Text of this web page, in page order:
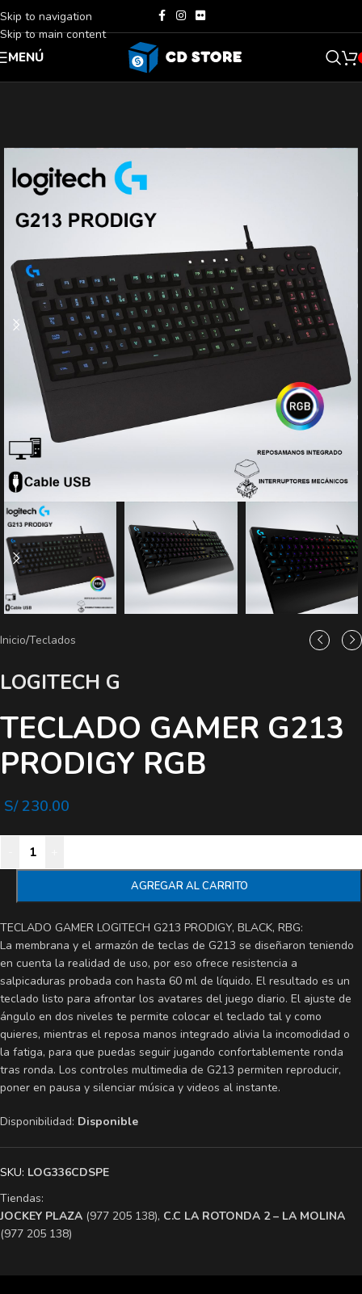
Skip to navigation
Skip to main content
MENÚ
Inicio/Teclados
LOGITECH G
TECLADO GAMER G213
PRODIGY RGB
S/230.00
AGREGAR AL CARRITO
TECLADO GAMER LOGITECH G213 PRODIGY, BLACK, RBG:
La membrana y el armazón de teclas de G213 se diseñaron teniendo
en cuenta la realidad de uso, por eso ofrece resistencia a
salpicaduras probada con hasta 60 ml de líquido. El resultado es un
teclado listo para afrontar los avatares del juego diario. El ajuste de
ángulo en dos niveles te permite colocar el teclado tal y como
quieres, mientras el reposa manos integrado alivia la incomodidad o
la fatiga, para que puedas seguir jugando confortablemente ronda
tras ronda. Los controles multimedia de G213 permiten reproducir,
poner en pausa y silenciar música y videos al instante.
Disponibilidad: Disponible
SKU: LOG336CDSPE
Tiendas:
​JOCKEY PLAZA (977 205 138), ​C.C LA ROTONDA 2 – LA MOLINA
(977 205 138)